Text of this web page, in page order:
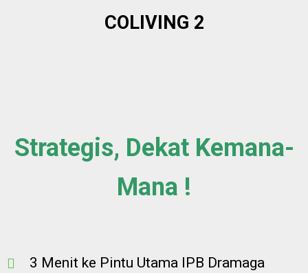
COLIVING 2
Strategis, Dekat Kemana-
Mana !
3 Menit ke Pintu Utama IPB Dramaga